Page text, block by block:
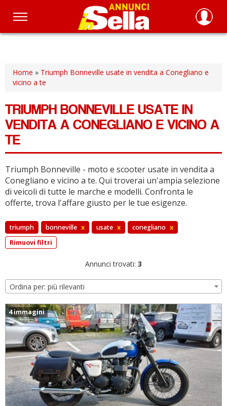
Salta
principale
Home » Triumph Bonneville usate in vendita a Conegliano e
vicino a te
TRIUMPH BONNEVILLE USATE IN
VENDITA A CONEGLIANO E VICINO A
TE
Triumph Bonneville - moto e scooter usate in vendita a
Conegliano e vicino a te. Qui troverai un'ampia selezione
di veicoli di tutte le marche e modelli. Confronta le
offerte, trova l'affare giusto per le tue esigenze.
triumph bonneville x usate x conegliano x
Rimuovi filtri
Annunci trovati: 3
Ordina per: più rilevanti
4 immagini